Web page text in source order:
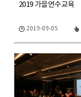
2019 가을연수교육
2019-09-05